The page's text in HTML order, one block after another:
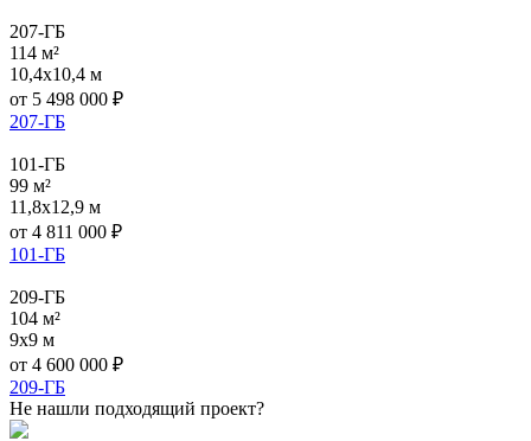
207-ГБ
114 м²
10,4x10,4 м
от 5 498 000 ₽
207-ГБ
101-ГБ
99 м²
11,8x12,9 м
от 4 811 000 ₽
101-ГБ
209-ГБ
104 м²
9x9 м
от 4 600 000 ₽
209-ГБ
Не нашли подходящий проект?